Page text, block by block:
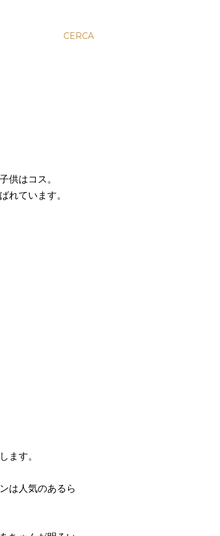
CERCA
供はコス。
れています。
ます。
は人気のあるら